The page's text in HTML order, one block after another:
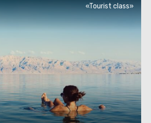
«Tourist class»